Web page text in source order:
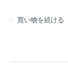
買い物を続ける